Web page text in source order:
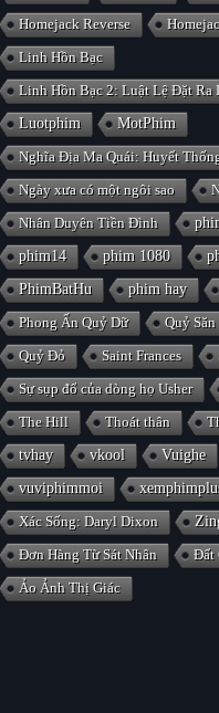
Homejack Reverse
Linh Hồn Bạc
Linh Hồn Bạc 2: Luật Lệ Đặt Ra
Luotphim
MotPhim
Nghĩa Địa Ma Quái: Huyết
Ngày xưa có một ngôi sao
Nhân Duyên Tiền Đình
phim14
phim 1080
PhimBatHu
phim hay
Phong Ấn Quỷ Dữ
Quỷ
Quỷ Đỏ
Saint Frances
Sự sụp đổ của dòng họ Usher
The Hill
Thoát thân
tvhay
vkool
Vuighe
vuviphimmoi
Xác Sống: Daryl Dixon
Đơn Hàng Từ Sát Nhân
Đất
Ảo Ảnh Thị Giác